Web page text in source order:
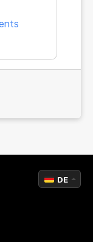
neue
DE